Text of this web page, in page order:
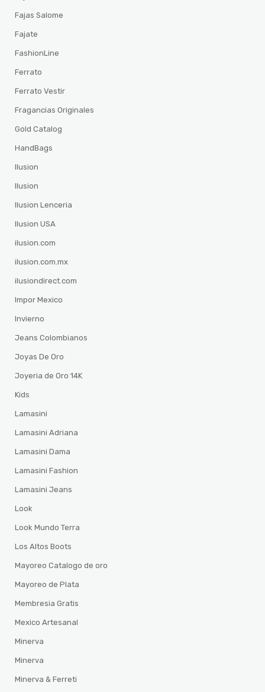
Fajas Salome
Fajate
FashionLine
Ferrato
Ferrato Vestir
Fragancias Originales
Gold Catalog
HandBags
Ilusion
Ilusion
Ilusion Lenceria
Ilusion USA
ilusion.com
ilusion.com.mx
ilusiondirect.com
Impor Mexico
Invierno
Jeans Colombianos
Joyas De Oro
Joyeria de Oro 14K
Kids
Lamasini
Lamasini Adriana
Lamasini Dama
Lamasini Fashion
Lamasini Jeans
Look
Look Mundo Terra
Los Altos Boots
Mayoreo Catalogo de oro
Mayoreo de Plata
Membresia Gratis
Mexico Artesanal
Minerva
Minerva
Minerva & Ferreti